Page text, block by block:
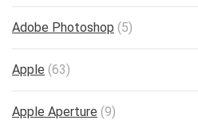
Adobe Photoshop (5)
Apple (63)
Apple Aperture (9)